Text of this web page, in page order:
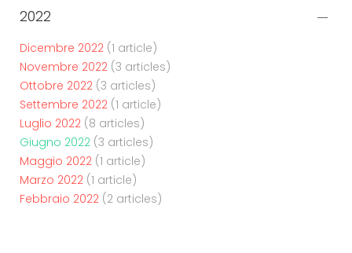
2022
Dicembre 2022 (1 article)
Novembre 2022 (3 articles)
Ottobre 2022 (3 articles)
Settembre 2022 (1 article)
Luglio 2022 (8 articles)
Giugno 2022 (3 articles)
Maggio 2022 (1 article)
Marzo 2022 (1 article)
Febbraio 2022 (2 articles)